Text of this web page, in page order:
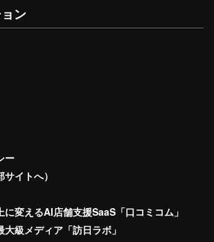
ン
ー
イトへ）
変えるAI店舗支援SaaS「口コミコム」
級メディア「訪日ラボ」